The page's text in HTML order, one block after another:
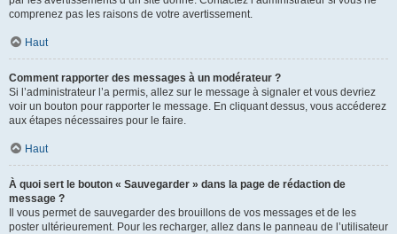
comprenez pas les raisons de votre avertissement.
Haut
Comment rapporter des messages à un modérateur ?
Si l’administrateur l’a permis, allez sur le message à signaler et vous devriez
voir un bouton pour rapporter le message. En cliquant dessus, vous accéderez
aux étapes nécessaires pour le faire.
Haut
À quoi sert le bouton « Sauvegarder » dans la page de rédaction de
message ?
Il vous permet de sauvegarder des brouillons de vos messages et de les
poster ultérieurement. Pour les recharger, allez dans le panneau de l’utilisateur